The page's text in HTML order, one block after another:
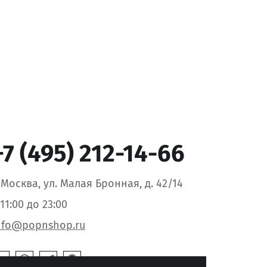
(495) 212-14-66
Москва, ул. Малая Бронная, д. 42/14
до 23:00